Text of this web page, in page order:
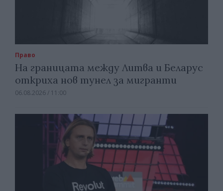
Право
На границата между Литва и Беларус
откриха нов тунел за мигранти
06.08.2026 / 11:00